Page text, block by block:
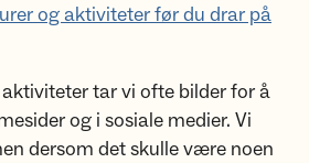
og aktiviteter før du drar på
tar vi ofte bilder for å
og i sosiale medier. Vi
dersom det skulle være noen